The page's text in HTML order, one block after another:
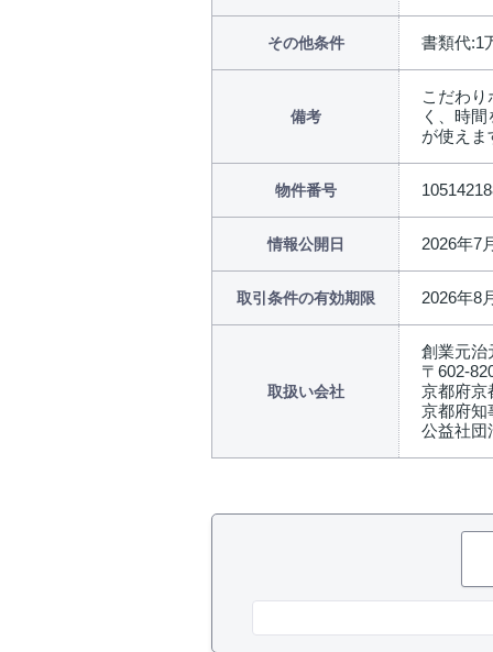
その他条件 書類代:1
備考
こだわ
く、時
が使えま
物件番号
情報公開日 2026年7
取引条件の有効期限 2026年8
取扱い会社
創業元治
〒602-
京都府京
京都府知
公益社団